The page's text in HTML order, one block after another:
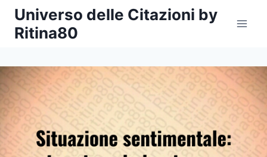
Salta
contenuto
Universo delle Citazioni by
Ritina80